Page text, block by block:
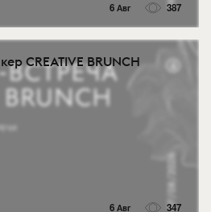
6 Авг 387
CREATIVE BRUNCH
6 Авг 347